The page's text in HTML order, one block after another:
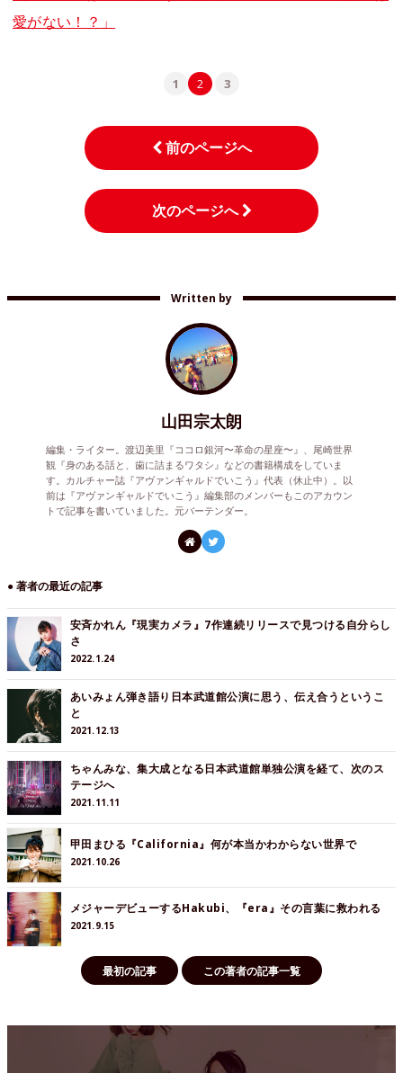
愛がない！？」
1 2 3
前のページへ
次のページへ
Written by
山田宗太朗
編集・ライター。渡辺美里『ココロ銀河〜革命の星座〜』、尾崎世界
観『身のある話と、歯に詰まるワタシ』などの書籍構成をしていま
す。カルチャー誌『アヴァンギャルドでいこう』代表（休止中）。以
前は『アヴァンギャルドでいこう』編集部のメンバーもこのアカウン
トで記事を書いていました。元バーテンダー。
● 著者の最近の記事
安斉かれん『現実カメラ』7作連続リリースで見つける自分らし
さ
2022.1.24
あいみょん弾き語り日本武道館公演に思う、伝え合うというこ
と
2021.12.13
ちゃんみな、集大成となる日本武道館単独公演を経て、次のス
テージへ
2021.11.11
甲田まひる『California』何が本当かわからない世界で
2021.10.26
メジャーデビューするHakubi、『era』その言葉に救われる
2021.9.15
最初の記事 この著者の記事一覧